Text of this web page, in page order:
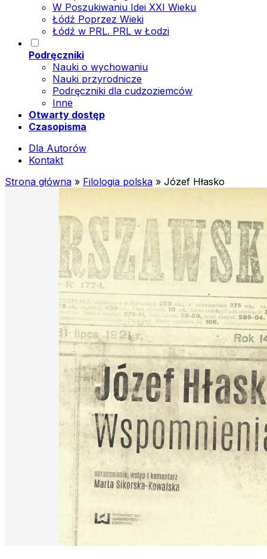
W Poszukiwaniu Idei XXI Wieku
Łódź Poprzez Wieki
Łódź w PRL. PRL w Łodzi
Podręczniki
Nauki o wychowaniu
Nauki przyrodnicze
Podręczniki dla cudzoziemców
Inne
Otwarty dostęp
Czasopisma
Dla Autorów
Kontakt
Strona główna » Filologia polska » Józef Hłasko